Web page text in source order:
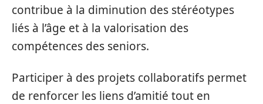
contribue à la diminution des stéréotypes
liés à l’âge et à la valorisation des
compétences des seniors.
Participer à des projets collaboratifs permet
de renforcer les liens d’amitié tout en